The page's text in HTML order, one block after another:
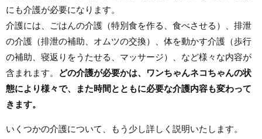
にも介護が必要になります。
介護には、ごはんの介護（特別食を作る、食べさせる）、排泄
の介護（排泄の補助、オムツの交換）、体を動かす介護（歩行
の補助、寝返りをうたせる、マッサージ）、など様々な内容が
含まれます。 どの介護が必要かは、ワンちゃんネコちゃんの状
態により様々で、また時間とともに必要な介護内容も変わって
きます。
いくつかの介護について、もう少し詳しく説明いたします。